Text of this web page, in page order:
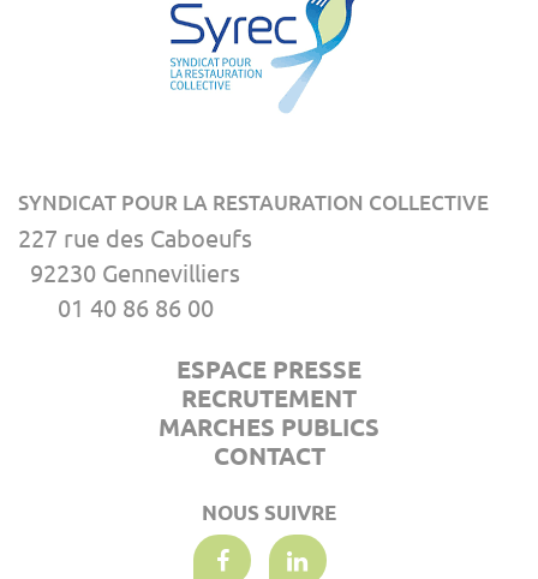
SYNDICAT POUR LA RESTAURATION COLLECTIVE
227 rue des Caboeufs
92230 Gennevilliers
01 40 86 86 00
ESPACE PRESSE
RECRUTEMENT
MARCHES PUBLICS
CONTACT
NOUS SUIVRE